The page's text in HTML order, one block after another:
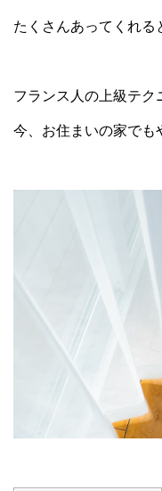
たくさんあってくれる
フランス人の上級テク
今、お住まいの家でも